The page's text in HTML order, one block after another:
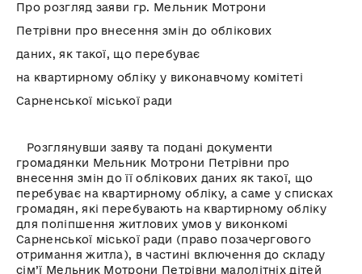
Про розгляд заяви гр. Мельник Мотрони
Петрівни про внесення змін до облікових
даних, як такої, що перебуває
на квартирному обліку у виконавчому комітеті
Сарненської міської ради
Розглянувши заяву та подані документи
громадянки Мельник Мотрони Петрівни про
внесення змін до її облікових даних як такої, що
перебуває на квартирному обліку, а саме у списках
громадян, які перебувають на квартирному обліку
для поліпшення житлових умов у виконкомі
Сарненської міської ради (право позачергового
отримання житла), в частині включення до складу
сім’ї Мельник Мотрони Петрівни малолітніх дітей